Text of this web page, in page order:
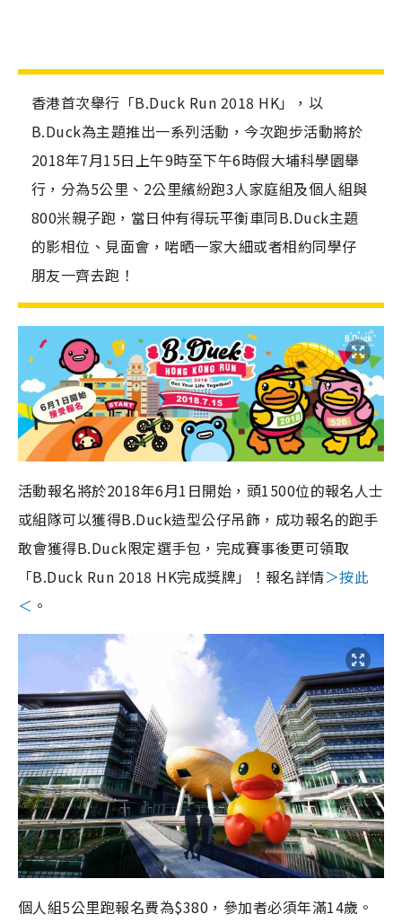
香港首次舉行「B.Duck Run 2018 HK」，以
B.Duck為主題推出一系列活動，今次跑步活動將於
2018年7月15日上午9時至下午6時假大埔科學園舉
行，分為5公里、2公里繽紛跑3人家庭組及個人組與
800米親子跑，當日仲有得玩平衡車同B.Duck主題
的影相位、見面會，啱晒一家大細或者相約同學仔
朋友一齊去跑！
活動報名將於2018年6月1日開始，頭1500位的報名人士
或組隊可以獲得B.Duck造型公仔吊飾，成功報名的跑手
敢會獲得B.Duck限定選手包，完成賽事後更可領取
「B.Duck Run 2018 HK完成獎牌」！報名詳情＞按此
＜ 。
個人組5公里跑報名費為$380，參加者必須年滿14歲。